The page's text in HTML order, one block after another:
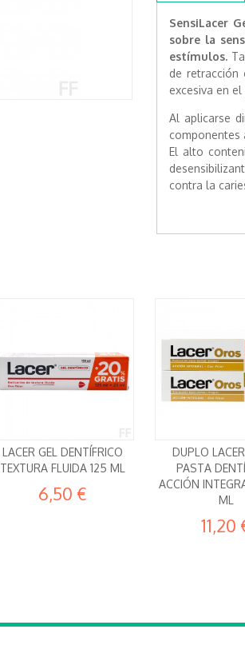
SensiLacer
sobre la
estímulos.
de retracción
excesiva en
Al aplicarse
componentes
El alto
contra la
LACER GEL DENTÍFRICO
TEXTURA FLUIDA 125 ML
6,50 €
DUPLO
PASTA
ACCIÓN
ML
11,20